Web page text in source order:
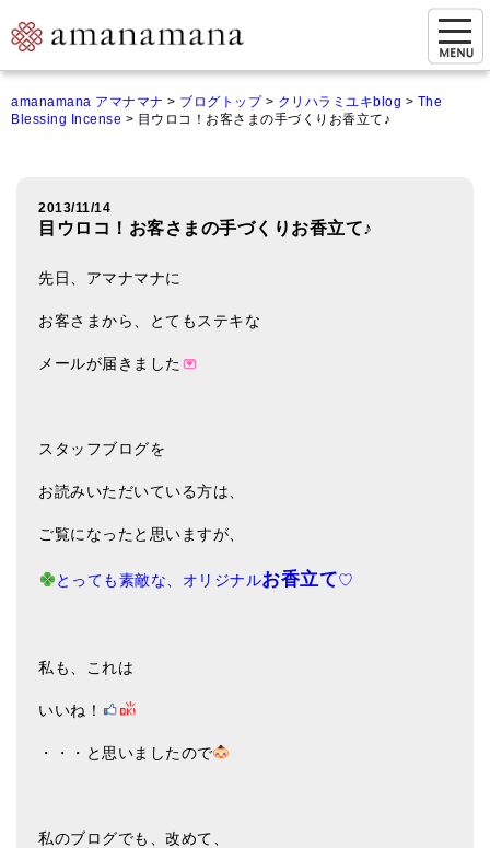
ご来店&購入
オンライン相談&購入
シンギングボウル講座
倍音呼吸法レッスン
カートを見る
商品一覧
アマナマナのシンギングボウル
チベット・シンギングボウル
マンダラ彫（黒・渋金）
人気の3点セット
お得なアマナマナ・セット
スティック・マレット・リング（台座）
amanamana アマナマナ > ブログトップ> クリハラミユキblog > The
Blessing Incense > 目ウロコ！お客さまの手づくりお香立て♪
2013/11/14
目ウロコ！お客さまの手づくりお香立て♪
先日、アマナマナに
お客さまから、とてもステキな
メールが届きました
スタッフブログを
お読みいただいている方は、
ご覧になったと思いますが、
とっても素敵な、オリジナルお香立て♡
私も、これは
いいね！
・・・と思いましたので
私のブログでも、改めて、